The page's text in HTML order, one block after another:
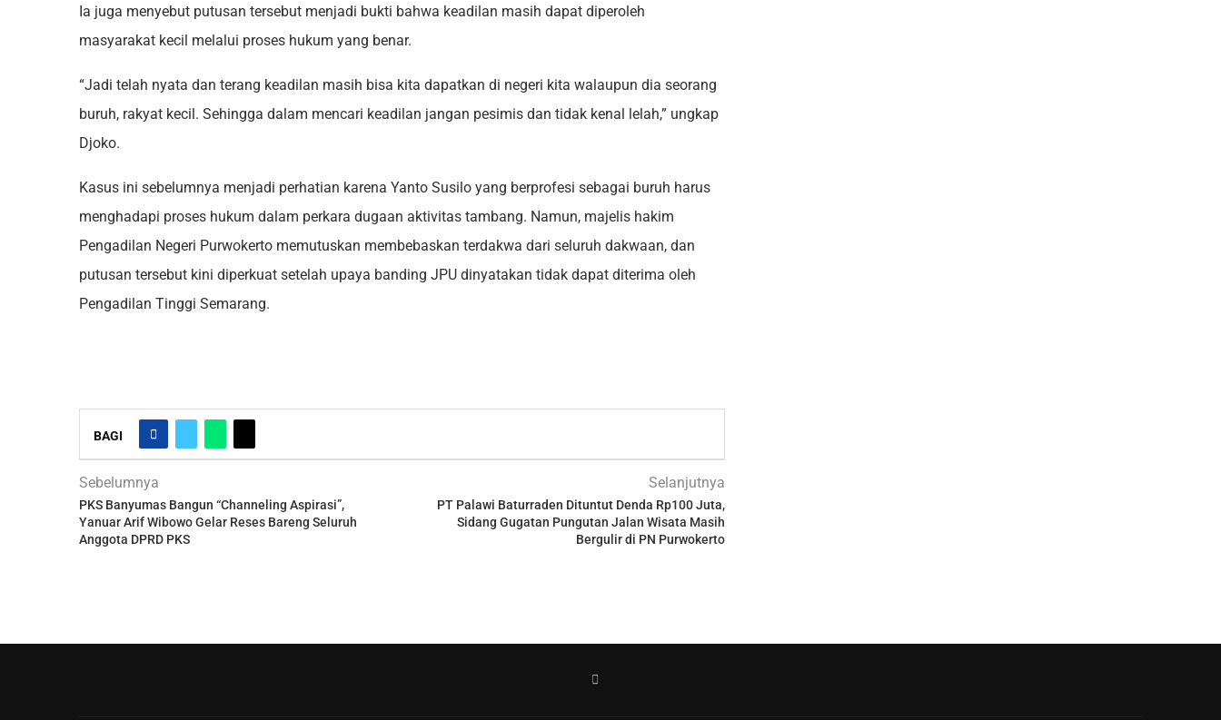
Ia juga menyebut putusan tersebut menjadi bukti bahwa keadilan masih dapat diperoleh
masyarakat kecil melalui proses hukum yang benar.
“Jadi telah nyata dan terang keadilan masih bisa kita dapatkan di negeri kita walaupun dia seorang
buruh, rakyat kecil. Sehingga dalam mencari keadilan jangan pesimis dan tidak kenal lelah,” ungkap
Djoko.
Kasus ini sebelumnya menjadi perhatian karena Yanto Susilo yang berprofesi sebagai buruh harus
menghadapi proses hukum dalam perkara dugaan aktivitas tambang. Namun, majelis hakim
Pengadilan Negeri Purwokerto memutuskan membebaskan terdakwa dari seluruh dakwaan, dan
putusan tersebut kini diperkuat setelah upaya banding JPU dinyatakan tidak dapat diterima oleh
Pengadilan Tinggi Semarang.
BAGI
Sebelumnya
PKS Banyumas Bangun “Channeling Aspirasi”,
Yanuar Arif Wibowo Gelar Reses Bareng Seluruh
Anggota DPRD PKS
Selanjutnya
PT Palawi Baturraden Dituntut Denda Rp100 Juta,
Sidang Gugatan Pungutan Jalan Wisata Masih
Bergulir di PN Purwokerto